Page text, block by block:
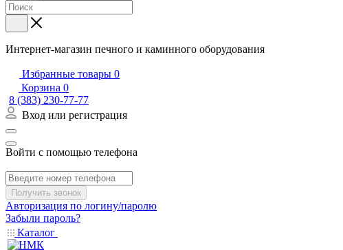
Интернет-магазин печного и каминного оборудования
Избранные товары 0
Корзина 0
8 (383) 230-77-77
Вход или регистрация
Войти с помощью телефона
Получить звонок
Авторизация по логину/паролю
Забыли пароль?
Каталог